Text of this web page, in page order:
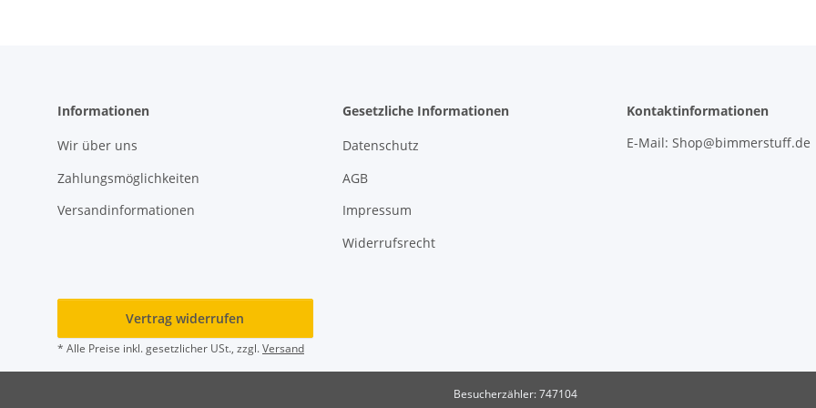
Informationen
Wir über uns
Zahlungsmöglichkeiten
Versandinformationen
Gesetzliche Informationen
Datenschutz
AGB
Impressum
Widerrufsrecht
Kontaktinformationen
E-Mail: Shop@bimmerstuff.de
Vertrag widerrufen
* Alle Preise inkl. gesetzlicher USt., zzgl.Versand
Besucherzähler: 747104